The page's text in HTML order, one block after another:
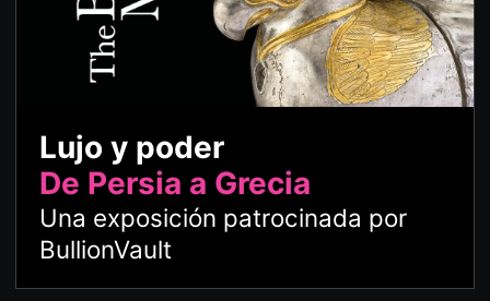
Lujo y poder
De Persia a Grecia
Una exposición patrocinada por
BullionVault